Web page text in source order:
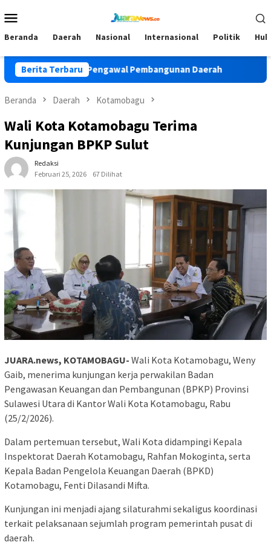
ke
Mobile
Beranda Daerah Nasional Internasional Politik
Berita Terbaru
Jadi Pengawal Pembangunan Daerah Jadi
Beranda Daerah Kotamobagu
Wali Kota Kotamobagu Terima
Kunjungan BPKP Sulut
Redaksi
Februari 25, 2026
67 Dilihat
JUARA.news, KOTAMOBAGU- Wali Kota Kotamobagu, Weny
Gaib, menerima kunjungan kerja perwakilan Badan
Pengawasan Keuangan dan Pembangunan (BPKP) Provinsi
Sulawesi Utara di Kantor Wali Kota Kotamobagu, Rabu
(25/2/2026).
Dalam pertemuan tersebut, Wali Kota didampingi Kepala
Inspektorat Daerah Kotamobagu, Rahfan Mokoginta, serta
Kepala Badan Pengelola Keuangan Daerah (BPKD)
Kotamobagu, Fenti Dilasandi Mifta.
Kunjungan ini menjadi ajang silaturahmi sekaligus koordinasi
terkait pelaksanaan sejumlah program pemerintah pusat di
daerah.